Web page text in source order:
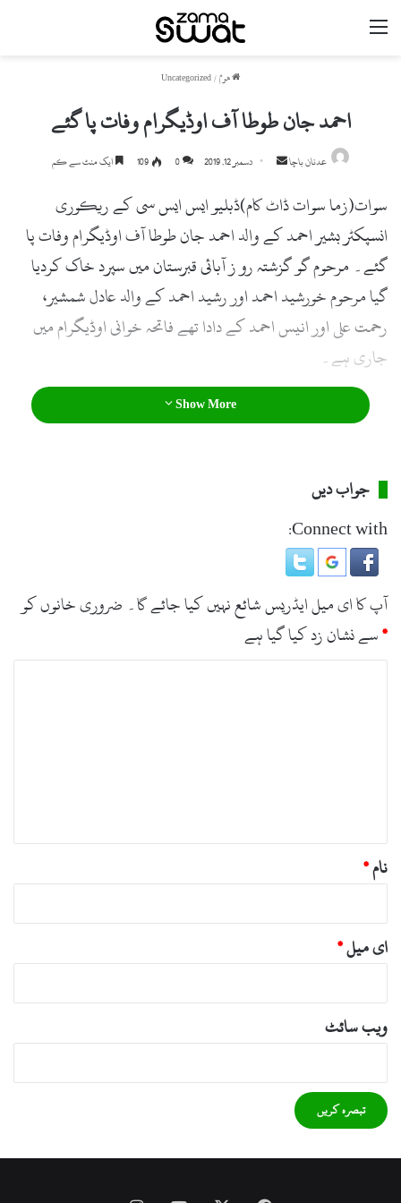
ھوم/
Uncategorized
احمد جان طوطا آف اوڈیگرام وفات پا گئے
عدنان باچا
n
d
a
n
e
a
دسمبر 12, 2019 0
109 ایک منٹ سے کم
سوات(زما سوات ڈاٹ کام)ڈبلیو ایس ایس سی کے ریکوری
انسپکٹر بشیر احمد کے والد احمد جان طوطا آف اوڈیگرام وفات پا
گئے۔ مرحوم گو گزشتہ رو ز آبائی قبرستان میں سپرد خاک کردیا
گیا مرحوم خورشید احمد اور رشید احمد کے والد عادل شمشیر،
رحمت علی اور انیس احمد کے دادا تھے فاتحہ خوانی اوڈیگرام میں
جاری ہے۔
Show More
جواب دیں
Connect with:
آپ کا ای میل ایڈریس شائع نہیں کیا جائے گا۔ ضروری خانوں کو
*سے نشان زد کیا گیا ہے
نام*
ای میل*
ویب‌ سائٹ